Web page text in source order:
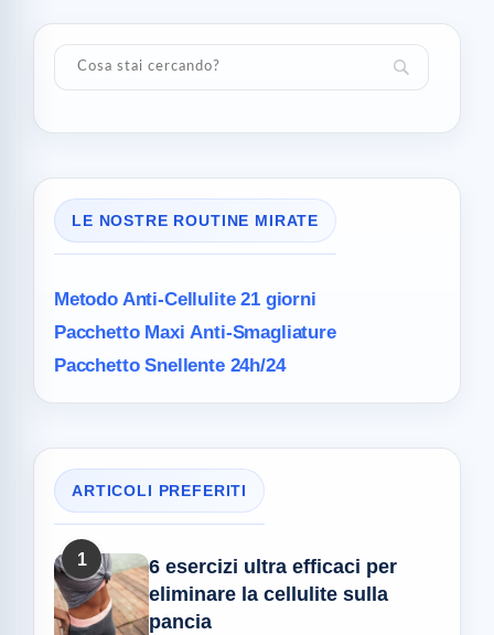
LE NOSTRE ROUTINE MIRATE
Metodo Anti-Cellulite21 giorni
Pacchetto MaxiAnti-Smagliature
Pacchetto Snellente 24h/24
ARTICOLI PREFERITI
1
6 esercizi ultra efficaci per
eliminare la cellulite sulla
pancia